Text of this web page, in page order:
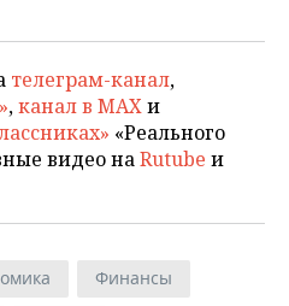
телеграм-канал,
,канал в MAXи
«Реального
видео наRutube и
Финансы